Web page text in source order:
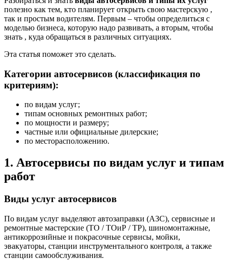
полезно как тем, кто планирует открыть свою мастерскую ,
так и простым водителям. Первым – чтобы определиться с
моделью бизнеса, которую надо развивать, а вторым, чтобы
знать , куда обращаться в различных ситуациях.
Эта статья поможет это сделать.
Категории автосервисов (классификация по
критериям):
по видам услуг;
типам основных ремонтных работ;
по мощности и размеру;
частные или официальные дилерские;
по месторасположению.
1. Автосервисы по видам услуг и типам
работ
Виды услуг автосервисов
По видам услуг выделяют автозаправки (АЗС), сервисные и
ремонтные мастерские (ТО / ТОиР / ТР), шиномонтажные,
антикоррозийные и покрасочные сервисы, мойки,
эвакуаторы, станции инструментального контроля, а также
станции самообслуживания.